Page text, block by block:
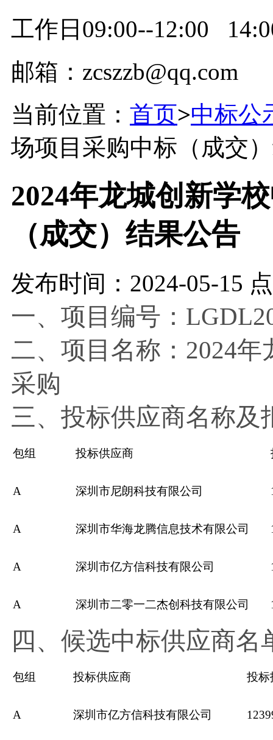
工作日09:00--12:00
邮箱：zcszzb@qq.com
当前位置： 首页>中标公
场项目采购中标（成交
2024年龙城创新学
（成交）结果公告
发布时间：2024-05-15
一、项目编号：
二、项目名称： 2024年
采购
三、投标供应商名称及
包组 投标供应商
A 深圳市尼朗科技有限公司
A 深圳市华海龙腾信息技术有限公司
A 深圳市亿方信科技有限公司
A 深圳市二零一二杰创科技有限公司
四、候选中标供应商名
包组 投标供应商 投标
A 深圳市亿方信科技有限公司